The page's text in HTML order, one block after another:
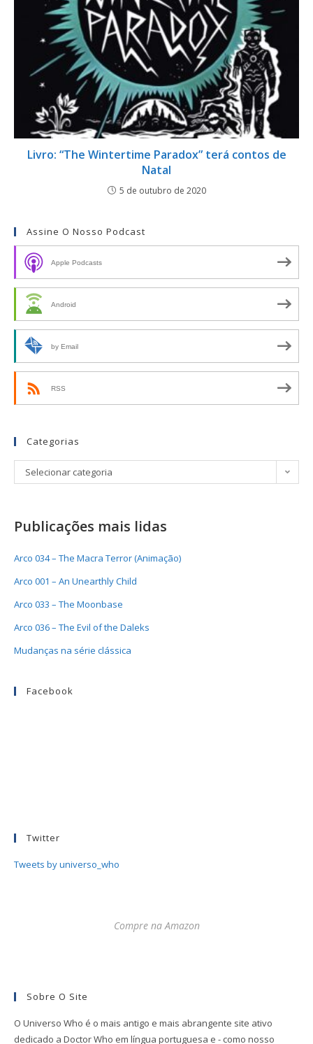
Livro: “The Wintertime Paradox” terá contos de
Natal
5 de outubro de 2020
Assine O Nosso Podcast
Apple Podcasts
Android
by Email
RSS
Categorias
Selecionar categoria
Publicações mais lidas
Arco 034 – The Macra Terror (Animação)
Arco 001 – An Unearthly Child
Arco 033 – The Moonbase
Arco 036 – The Evil of the Daleks
Mudanças na série clássica
Facebook
Twitter
Tweets by universo_who
Compre na Amazon
Sobre O Site
O Universo Who é o mais antigo e mais abrangente site ativo
dedicado a Doctor Who em língua portuguesa e - como nosso